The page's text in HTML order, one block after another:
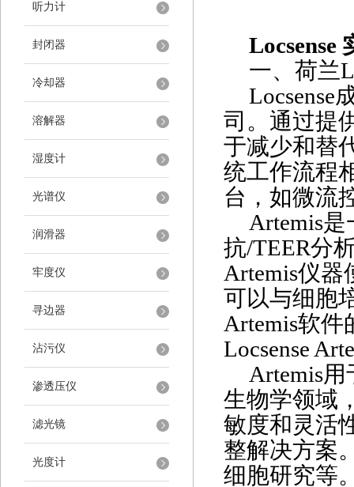
听力计
封闭器
冷却器
溶解器
湿度计
光谱仪
润滑器
牢度仪
寻边器
沾污仪
渗透压仪
滤光镜
光度计
Locsense
一、荷兰
Locsense
司。通过提
于减少和替
统工作流程
台，如微流
Artemis是
抗/TEER分
Artemis仪器
可以与细胞
Artemis软件
Locsense
Artemis
生物学领域
敏度和灵活
整解决方案
细胞研究等